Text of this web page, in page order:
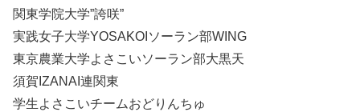
関東学院大学”誇咲”
実践女子大学YOSAKOIソーラン部WING
東京農業大学よさこいソーラン部大黒天
須賀IZANAI連関東
学生よさこいチームおどりんちゅ